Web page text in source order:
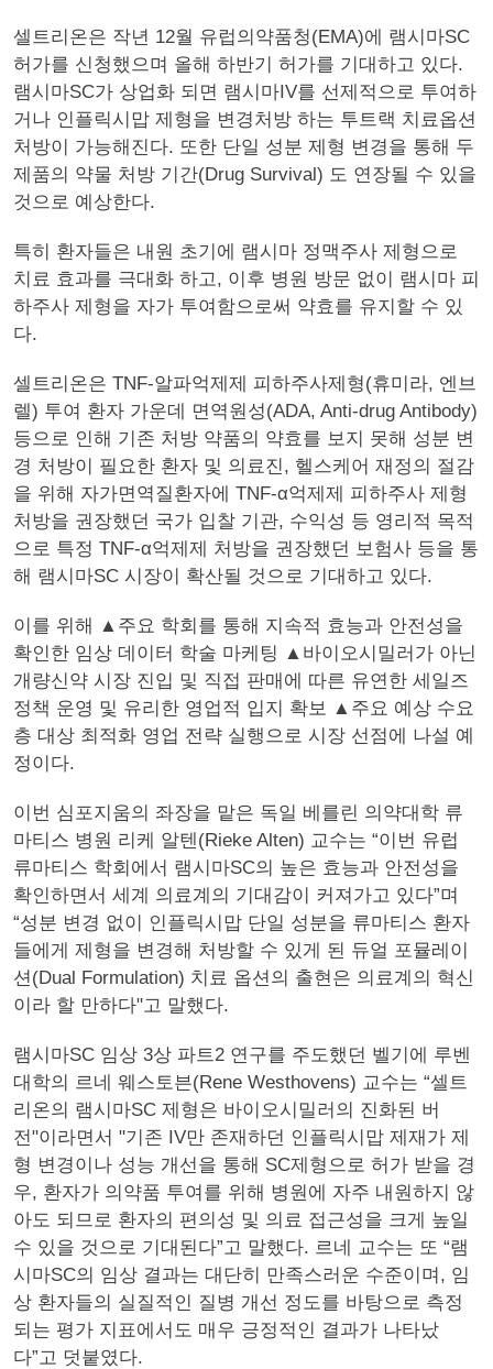
셀트리온은 작년 12월 유럽의약품청(EMA)에 램시마SC
허가를 신청했으며 올해 하반기 허가를 기대하고 있다.
램시마SC가 상업화 되면 램시마IV를 선제적으로 투여하
거나 인플릭시맙 제형을 변경처방 하는 투트랙 치료옵션
처방이 가능해진다. 또한 단일 성분 제형 변경을 통해 두
제품의 약물 처방 기간(Drug Survival) 도 연장될 수 있을
것으로 예상한다.
특히 환자들은 내원 초기에 램시마 정맥주사 제형으로
치료 효과를 극대화 하고, 이후 병원 방문 없이 램시마 피
하주사 제형을 자가 투여함으로써 약효를 유지할 수 있
다.
셀트리온은 TNF-알파억제제 피하주사제형(휴미라, 엔브
렐) 투여 환자 가운데 면역원성(ADA, Anti-drug Antibody)
등으로 인해 기존 처방 약품의 약효를 보지 못해 성분 변
경 처방이 필요한 환자 및 의료진, 헬스케어 재정의 절감
을 위해 자가면역질환자에 TNF-α억제제 피하주사 제형
처방을 권장했던 국가 입찰 기관, 수익성 등 영리적 목적
으로 특정 TNF-α억제제 처방을 권장했던 보험사 등을 통
해 램시마SC 시장이 확산될 것으로 기대하고 있다.
이를 위해 ▲주요 학회를 통해 지속적 효능과 안전성을
확인한 임상 데이터 학술 마케팅 ▲바이오시밀러가 아닌
개량신약 시장 진입 및 직접 판매에 따른 유연한 세일즈
정책 운영 및 유리한 영업적 입지 확보 ▲주요 예상 수요
층 대상 최적화 영업 전략 실행으로 시장 선점에 나설 예
정이다.
이번 심포지움의 좌장을 맡은 독일 베를린 의약대학 류
마티스 병원 리케 알텐(Rieke Alten) 교수는 “이번 유럽
류마티스 학회에서 램시마SC의 높은 효능과 안전성을
확인하면서 세계 의료계의 기대감이 커져가고 있다”며
“성분 변경 없이 인플릭시맙 단일 성분을 류마티스 환자
들에게 제형을 변경해 처방할 수 있게 된 듀얼 포뮬레이
션(Dual Formulation) 치료 옵션의 출현은 의료계의 혁신
이라 할 만하다"고 말했다.
램시마SC 임상 3상 파트2 연구를 주도했던 벨기에 루벤
대학의 르네 웨스토븐(Rene Westhovens) 교수는 “셀트
리온의 램시마SC 제형은 바이오시밀러의 진화된 버
전"이라면서 "기존 IV만 존재하던 인플릭시맙 제재가 제
형 변경이나 성능 개선을 통해 SC제형으로 허가 받을 경
우, 환자가 의약품 투여를 위해 병원에 자주 내원하지 않
아도 되므로 환자의 편의성 및 의료 접근성을 크게 높일
수 있을 것으로 기대된다”고 말했다. 르네 교수는 또 “램
시마SC의 임상 결과는 대단히 만족스러운 수준이며, 임
상 환자들의 실질적인 질병 개선 정도를 바탕으로 측정
되는 평가 지표에서도 매우 긍정적인 결과가 나타났
다”고 덧붙였다.